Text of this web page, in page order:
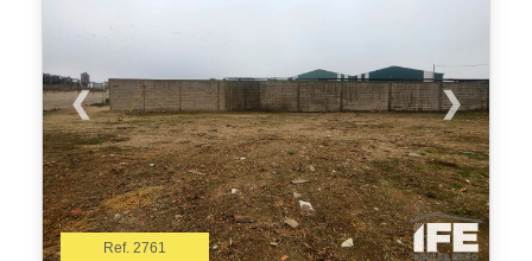
❮ ❯
Ref. 2761